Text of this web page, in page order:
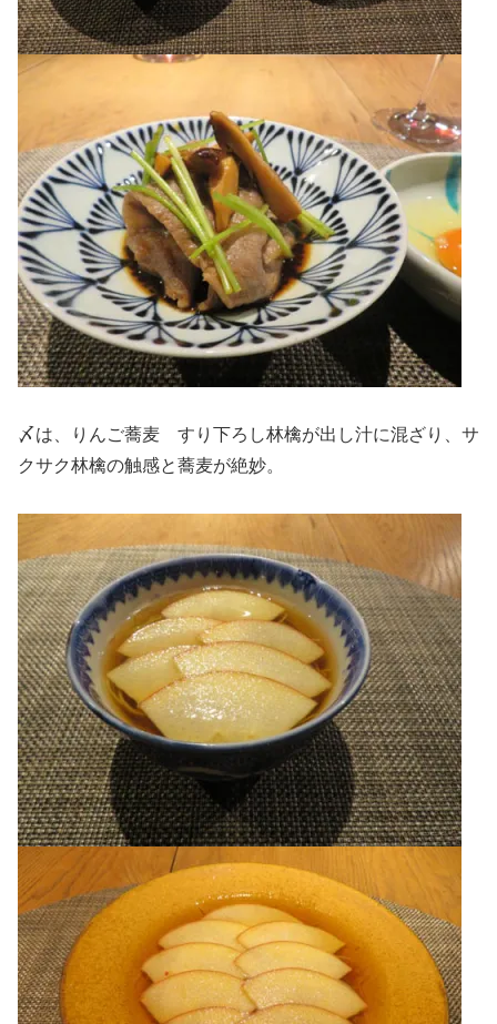
〆は、りんご蕎麦 すり下ろし林檎が出し汁に混ざり、サ
クサク林檎の触感と蕎麦が絶妙。